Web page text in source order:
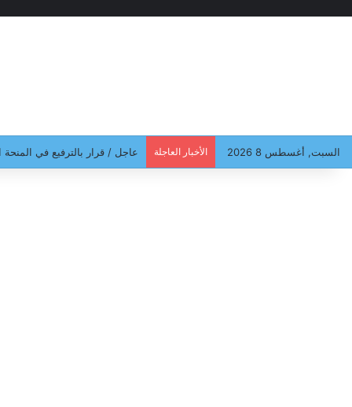
السبت, أغسطس 8 2026 الأخبار العاجلة سهام بن سدرين أمام فرقة